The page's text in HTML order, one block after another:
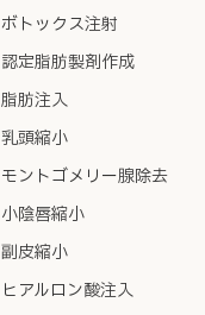
ボトックス注射
認定脂肪製剤作成
脂肪注入
乳頭縮小
モントゴメリー腺除去
小陰唇縮小
副皮縮小
ヒアルロン酸注入